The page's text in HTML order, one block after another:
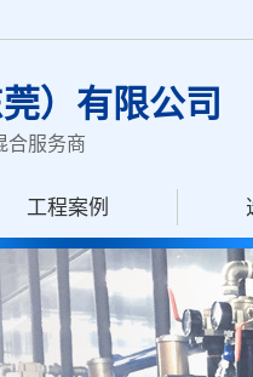
）有限公司
合服务商
工程案例